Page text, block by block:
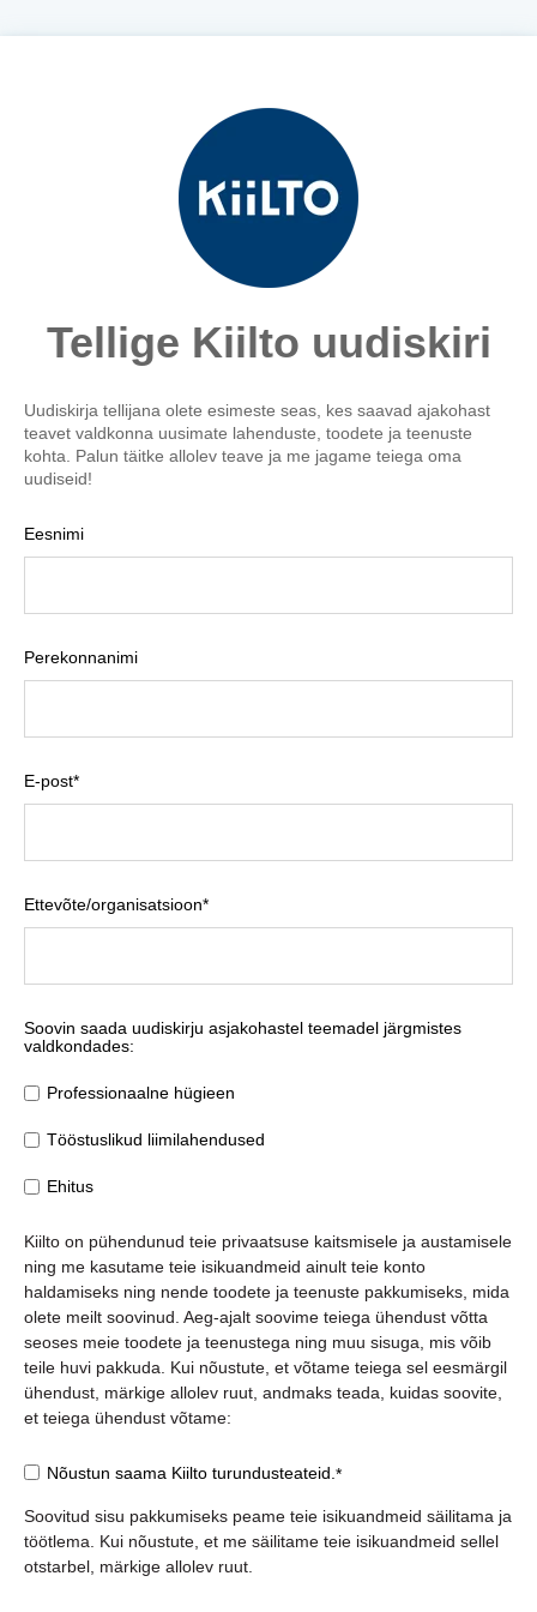
Tellige Kiilto uudiskiri
Uudiskirja tellijana olete esimeste seas, kes saavad ajakohast
teavet valdkonna uusimate lahenduste, toodete ja teenuste
kohta. Palun täitke allolev teave ja me jagame teiega oma
uudiseid!
Eesnimi
Perekonnanimi
E-post*
Ettevõte/organisatsioon*
Soovin saada uudiskirju asjakohastel teemadel järgmistes
valdkondades:
Professionaalne hügieen
Tööstuslikud liimilahendused
Ehitus
Kiilto on pühendunud teie privaatsuse kaitsmisele ja austamisele
ning me kasutame teie isikuandmeid ainult teie konto
haldamiseks ning nende toodete ja teenuste pakkumiseks, mida
olete meilt soovinud. Aeg-ajalt soovime teiega ühendust võtta
seoses meie toodete ja teenustega ning muu sisuga, mis võib
teile huvi pakkuda. Kui nõustute, et võtame teiega sel eesmärgil
ühendust, märkige allolev ruut, andmaks teada, kuidas soovite,
et teiega ühendust võtame:
Nõustun saama Kiilto turundusteateid.*
Soovitud sisu pakkumiseks peame teie isikuandmeid säilitama ja
töötlema. Kui nõustute, et me säilitame teie isikuandmeid sellel
otstarbel, märkige allolev ruut.